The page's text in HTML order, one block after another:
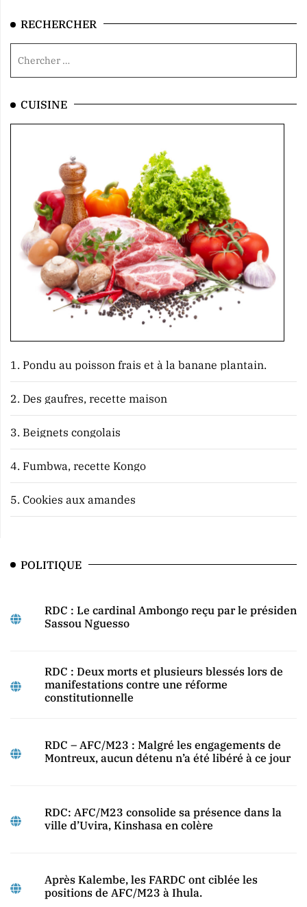
RECHERCHER
CUISINE
1. Pondu au poisson frais et à la banane plantain.
2. Des gaufres, recette maison
3. Beignets congolais
4. Fumbwa, recette Kongo
5. Cookies aux amandes
POLITIQUE
RDC : Le cardinal Ambongo reçu par le président
Sassou Nguesso
RDC : Deux morts et plusieurs blessés lors de
manifestations contre une réforme
constitutionnelle
RDC – AFC/M23 : Malgré les engagements de
Montreux, aucun détenu n’a été libéré à ce jour
RDC: AFC/M23 consolide sa présence dans la
ville d’Uvira, Kinshasa en colère
Après Kalembe, les FARDC ont ciblée les
positions de AFC/M23 à Ihula.